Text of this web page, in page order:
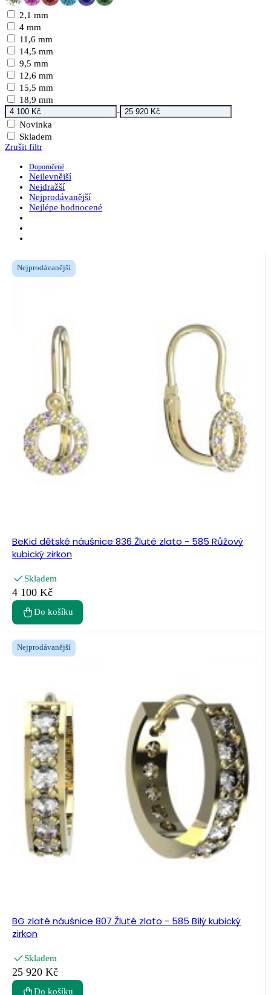
2,1 mm
4 mm
11,6 mm
14,5 mm
9,5 mm
12,6 mm
15,5 mm
18,9 mm
-
Novinka
Skladem
Zrušit filtr
Doporučené
Nejlevnější
Nejdražší
Nejprodávanější
Nejlépe hodnocené
Nejprodávanější
BeKid dětské náušnice 836 Žluté zlato - 585 Růžový
kubický zirkon
Skladem
4 100 Kč
Do košíku
Nejprodávanější
BG zlaté náušnice 807 Žluté zlato - 585 Bílý kubický
zirkon
Skladem
25 920 Kč
Do košíku